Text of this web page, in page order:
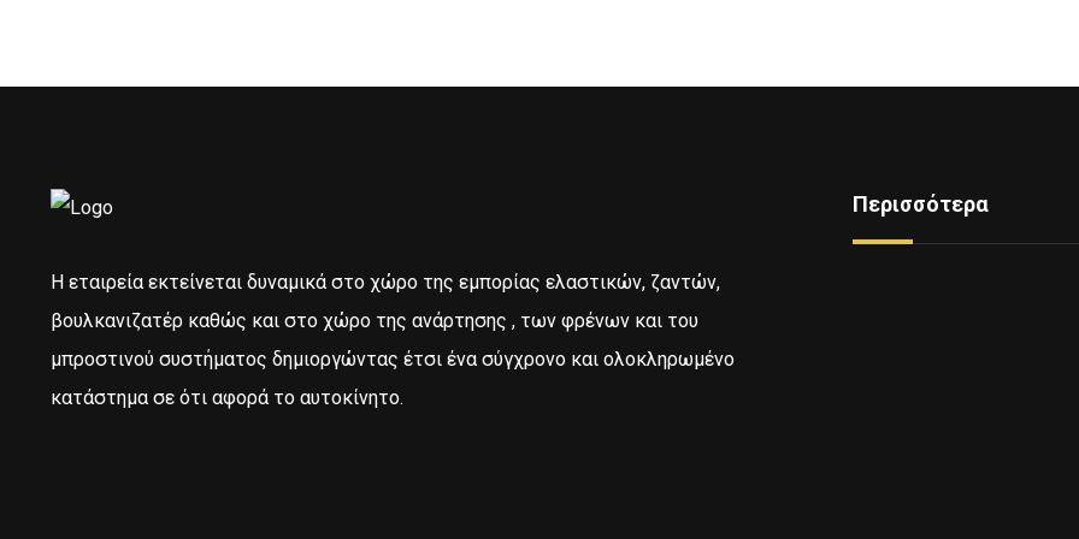
Η εταιρεία εκτείνεται δυναμικά στο χώρο της εμπορίας ελαστικών, ζαντών,
βουλκανιζατέρ καθώς και στο χώρο της ανάρτησης , των φρένων και του
μπροστινού συστήματος δημιοργώντας έτσι ένα σύγχρονο και ολοκληρωμένο
κατάστημα σε ότι αφορά το αυτοκίνητο.
Περισσότερα